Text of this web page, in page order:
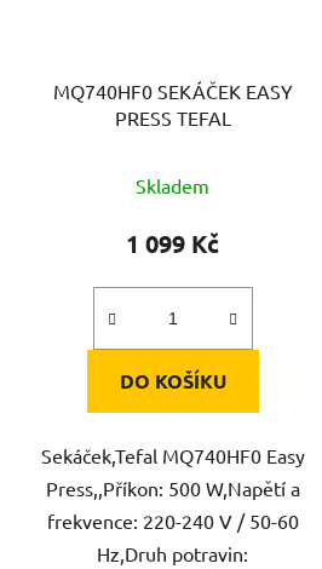
MQ740HF0 SEKÁČEK EASY
PRESS TEFAL
Skladem
1 099 Kč
DO KOŠÍKU
Sekáček,Tefal MQ740HF0 Easy
Press,,Příkon: 500 W,Napětí a
frekvence: 220-240 V / 50-60
Hz,Druh potravin: